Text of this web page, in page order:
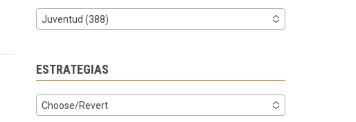
Juventud (388)
ESTRATEGIAS
Choose/Revert